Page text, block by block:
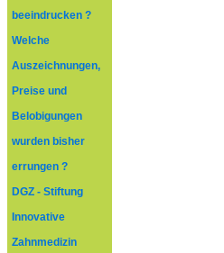
beeindrucken ?
Welche
Auszeichnungen,
Preise und
Belobigungen
wurden bisher
errungen ?
DGZ - Stiftung
Innovative
Zahnmedizin